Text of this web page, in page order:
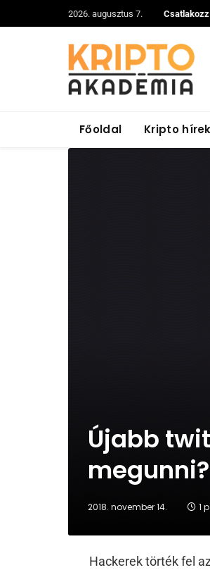
2026. augusztus 7.
Főoldal Kripto hírek
Újabb
megunni?
2018. november 14. 1
Hackerek törték fel